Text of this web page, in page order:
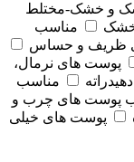
و خشک-مختلط
خشک
مناسب
ظریف و حساس
پوست های نرمال،
مناسب
پوست های چرب و
پوست های خیلی